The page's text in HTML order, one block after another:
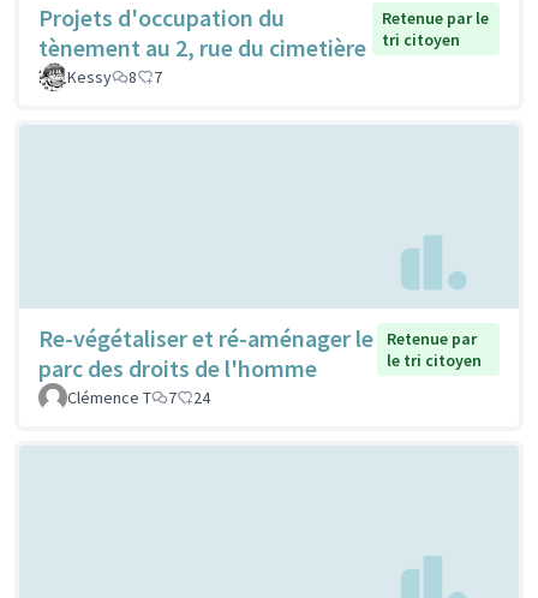
Projets d'occupation du
tènement au 2, rue du cimetière
Retenue par le
tri citoyen
Kessy
8 7
Re-végétaliser et ré-aménager le
parc des droits de l'homme
Retenue par
le tri citoyen
Clémence T
7 24